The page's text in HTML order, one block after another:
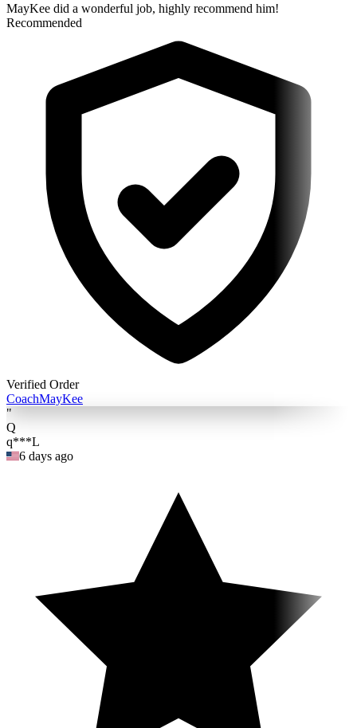
MayKee did a wonderful job, highly recommend him!
Recommended
Verified Order
CoachMayKee
"
Q
q***L
6 days ago